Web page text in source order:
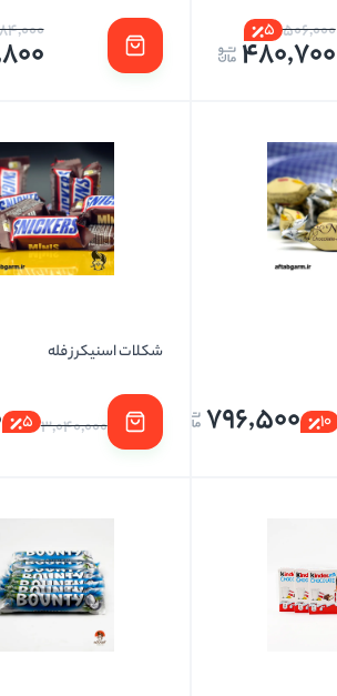
5 506,000
480,700
10
796,500
شکلات اسنیکرز فله
5 3,040,000